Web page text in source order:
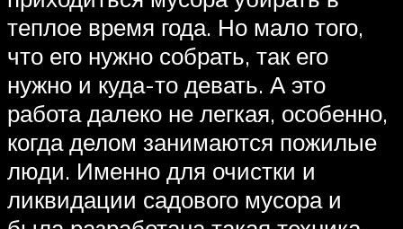
теплое время года. Но мало того,
что его нужно собрать, так его
нужно и куда-то девать. А это
работа далеко не легкая, особенно,
когда делом занимаются пожилые
люди. Именно для очистки и
ликвидации садового мусора и